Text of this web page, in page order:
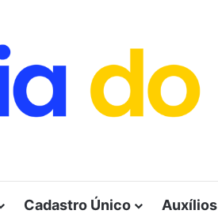
Cadastro Único Auxílios